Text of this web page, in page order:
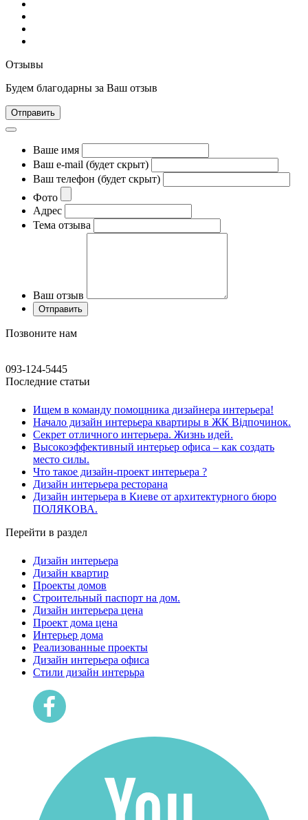
Отзывы
Будем благодарны за Ваш отзыв
Отправить
Ваше имя
Ваш e-mail (будет скрыт)
Ваш телефон (будет скрыт)
Фото
Адрес
Тема отзыва
Ваш отзыв
Позвоните нам
093-124-5445
Последние статьи
Ищем в команду помощника дизайнера интерьера!
Начало дизайн интерьера квартиры в ЖК Відпочинок.
Секрет отличного интерьера. Жизнь идей.
Высокоэффективный интерьер офиса – как создать
место силы.
Что такое дизайн-проект интерьера ?
Дизайн интерьера ресторана
Дизайн интерьера в Киеве от архитектурного бюро
ПОЛЯКОВА.
Перейти в раздел
Дизайн интерьера
Дизайн квартир
Проекты домов
Строительный паспорт на дом.
Дизайн интерьера цена
Проект дома цена
Интерьер дома
Реализованные проекты
Дизайн интерьера офиса
Cтили дизайн интерьра